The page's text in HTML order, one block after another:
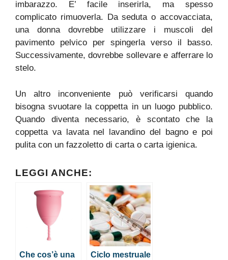
imbarazzo. E’ facile inserirla, ma spesso
complicato rimuoverla. Da seduta o accovacciata,
una donna dovrebbe utilizzare i muscoli del
pavimento pelvico per spingerla verso il basso.
Successivamente, dovrebbe sollevare e afferrare lo
stelo.
Un altro inconveniente può verificarsi quando
bisogna svuotare la coppetta in un luogo pubblico.
Quando diventa necessario, è scontato che la
coppetta va lavata nel lavandino del bagno e poi
pulita con un fazzoletto di carta o carta igienica.
LEGGI ANCHE:
Che cos’è una
Ciclo mestruale